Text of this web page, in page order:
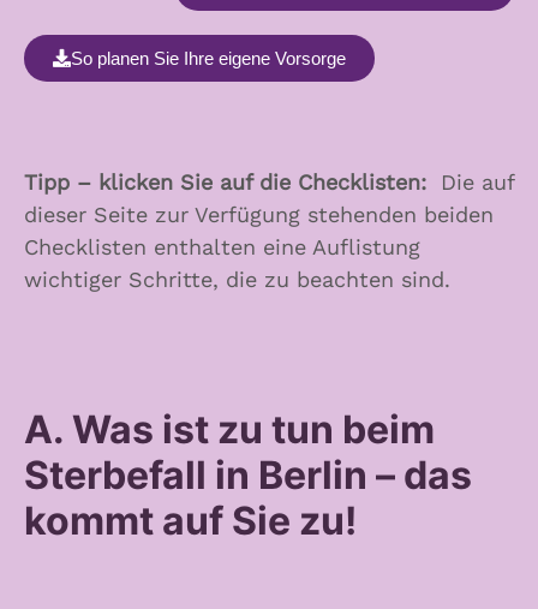
So planen Sie Ihre eigene Vorsorge
Tipp – klicken Sie auf die Checklisten: Die auf
dieser Seite zur Verfügung stehenden beiden
Checklisten enthalten eine Auflistung
wichtiger Schritte, die zu beachten sind.
A. Was ist zu tun beim
Sterbefall in Berlin – das
kommt auf Sie zu!